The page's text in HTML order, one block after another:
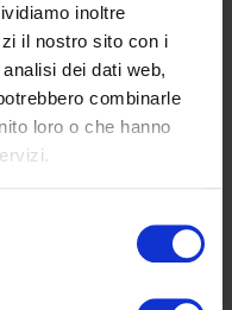
inoltre
il nostro sito con i
dei dati web,
combinarle
loro o che hanno